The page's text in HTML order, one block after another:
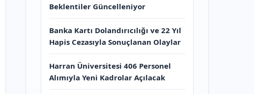
Beklentiler Güncelleniyor
Banka Kartı Dolandırıcılığı ve 22 Yıl
Hapis Cezasıyla Sonuçlanan Olaylar
Harran Üniversitesi 406 Personel
Alımıyla Yeni Kadrolar Açılacak